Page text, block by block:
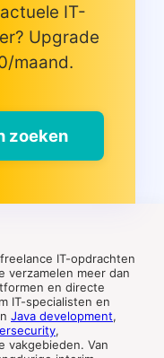
IT-
Upgrade
maand.
zoeken
IT-opdrachten
verzamelen meer dan
en directe
IT-specialisten en
Java development,
,
vakgebieden. Van